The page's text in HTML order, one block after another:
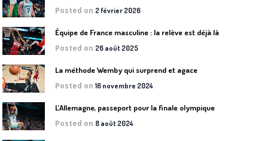
Posted on 2 février 2026
Équipe de France masculine : la relève est déjà là
Posted on 26 août 2025
La méthode Wemby qui surprend et agace
Posted on16 novembre 2024
L’Allemagne, passeport pour la finale olympique
Posted on 8 août 2024